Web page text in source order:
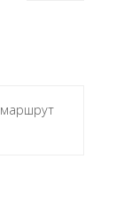
маршрут